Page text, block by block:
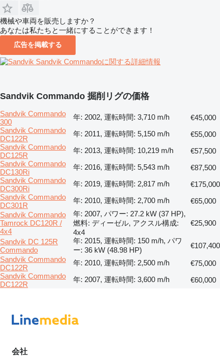
機械や車両を販売しますか？
あなたは私たちと一緒にすることができます！
広告を掲載する
Sandvik Commandoに関する詳細情報
Sandvik Commando 掘削リグの価格
Sandvik Commando
300
年: 2002, 運転時間: 3,710 m/h
€45,000
Sandvik Commando
DC122R
年: 2011, 運転時間: 5,150 m/h
€55,000
Sandvik Commando
DC125R
年: 2013, 運転時間: 10,219 m/h
€57,500
Sandvik Commando
DC130Ri
年: 2016, 運転時間: 5,543 m/h
€87,500
Sandvik Commando
DC300Ri
年: 2019, 運転時間: 2,817 m/h
€175,000
Sandvik Commando
DC301R
年: 2010, 運転時間: 2,700 m/h
€65,000
Sandvik Commando
Tamrock DC120R /
4x4
年: 2007, パワー: 27.2 kW (37 HP),
燃料: ディーゼル, アクスル構成:
4x4
€25,900
Sandvik DC 125R
Commando
年: 2015, 運転時間: 150 m/h, パワ
ー: 36 kW (48.98 HP)
€107,400
Sandvik Commando
DC122R
年: 2010, 運転時間: 2,500 m/h
€75,000
Sandvik Commando
DC122R
年: 2007, 運転時間: 3,600 m/h €60,000
会社